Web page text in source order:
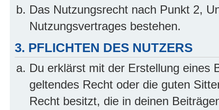
Das Nutzungsrecht nach Punkt 2,
Nutzungsvertrages bestehen.
3. PFLICHTEN DES NUTZERS
Du erklärst mit der Erstellung eines
geltendes Recht oder die guten
Recht besitzt, die in deinen